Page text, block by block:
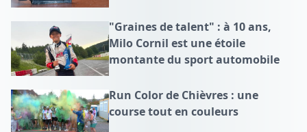
"Graines de talent" : à 10 ans,
Milo Cornil est une étoile
montante du sport automobile
Run Color de Chièvres : une
course tout en couleurs